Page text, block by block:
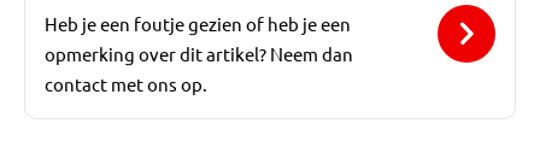
Heb je een foutje gezien of heb je een
opmerking over dit artikel? Neem dan
contact met ons op.